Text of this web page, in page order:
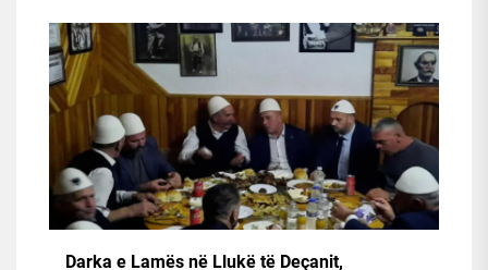
Darka e Lamës në Llukë të Deçanit,